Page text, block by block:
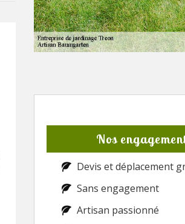
Nos
Devis et déplacement
Sans engagement
Artisan passionné